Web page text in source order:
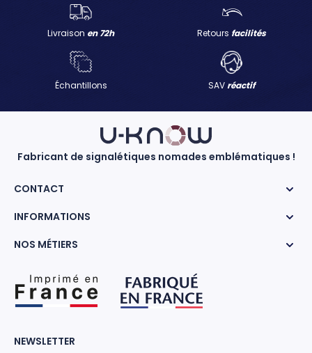
Livraison en 72h Retours facilités
Échantillons SAVréactif
Fabricant de signalétiques nomades emblématiques !
CONTACT
INFORMATIONS
NOS MÉTIERS
NEWSLETTER